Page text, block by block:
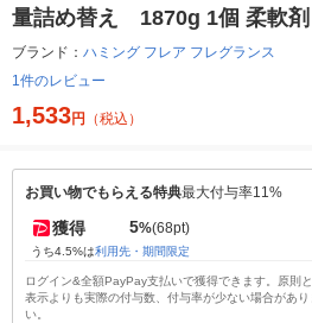
量詰め替え 1870g 1個 柔軟
ブランド： ハミング フレア フレグランス
1件のレビュー
1,533円 （税込）
お買い物でもらえる特典最大付与率11%
獲得 5%(68pt)
うち4.5%は利用先・期間限定
ログイン&全額PayPay支払いで獲得できます。原則
表示よりも実際の付与数、付与率が少ない場合があ
い。